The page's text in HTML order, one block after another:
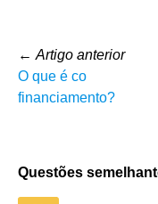
← Artigo anterior
O que é co
financiamento?
Questões